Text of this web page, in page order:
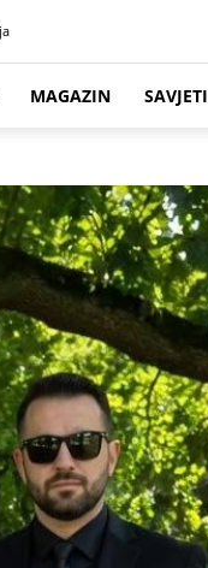
MAGAZIN SAVJETI